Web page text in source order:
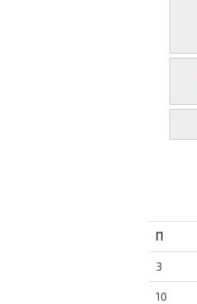
П
3
10